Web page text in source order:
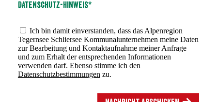
Datenschutz-Hinweis*
Ich bin damit einverstanden, dass das Alpenregion
Tegernsee Schliersee Kommunalunternehmen meine Daten
zur Bearbeitung und Kontaktaufnahme meiner Anfrage
und zum Erhalt der entsprechenden Informationen
verwenden darf. Ebenso stimme ich den
Datenschutzbestimmungen zu.